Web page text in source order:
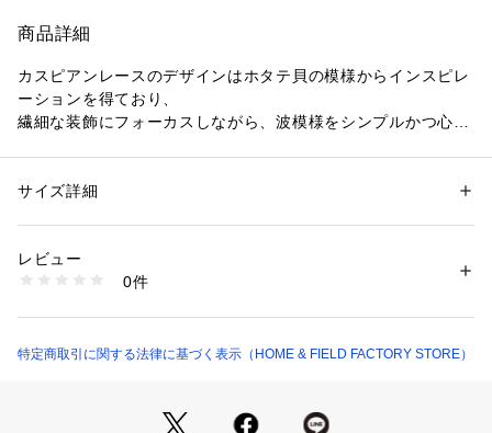
商品詳細
カスピアンレースのデザインはホタテ貝の模様からインスピレ
ーションを得ており、
繊細な装飾にフォーカスしながら、波模様をシンプルかつ心地
ネイビーのディテールが入ったすっきりとしたホワイトカラー
食器やお皿のシリーズです。
●オーブン対応
同じ形の異なる柄を検索される場合は『ハイフン以降のアルフ
性別：レディース
素材：全面積層強化ガラス
商品番号：
CP-8887 （ショップ）
サイズ詳細
レビュー
0件
特定商取引に関する法律に基づく表示（HOME & FIELD FACTORY STORE）